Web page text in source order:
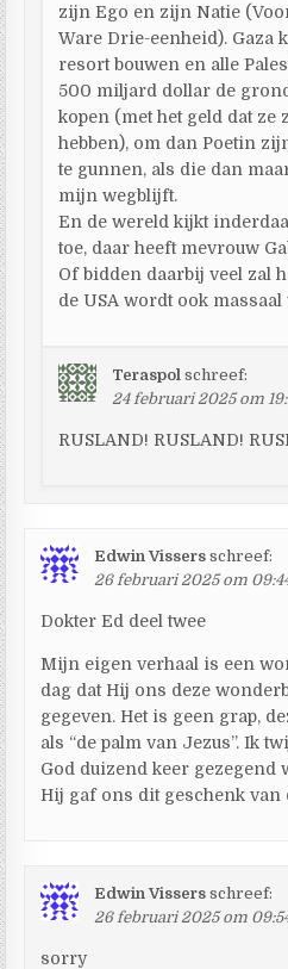
zijn Ego en zijn Natie
Ware Drie-eenheid). Gaza
resort bouwen en alle
500 miljard dollar de
kopen (met het geld dat ze
hebben), om dan Poetin
te gunnen, als die dan
mijn wegblijft.
En de wereld kijkt
toe, daar heeft mevrouw
Of bidden daarbij veel zal
de USA wordt ook
Teraspol schreef:
24 februari 2025 om
RUSLAND! RUSLAND!
Edwin Vissers schreef:
26 februari 2025 om
Dokter Ed deel twee
Mijn eigen verhaal is een
dag dat Hij ons deze
gegeven. Het is geen grap,
als “de palm van Jezus”. Ik
God duizend keer gezegend
Hij gaf ons dit geschenk van
Edwin Vissers schreef:
26 februari 2025 om
sorry